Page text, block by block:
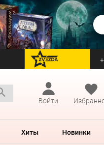
перейти на Zvezda
Войти
Хиты Новинки